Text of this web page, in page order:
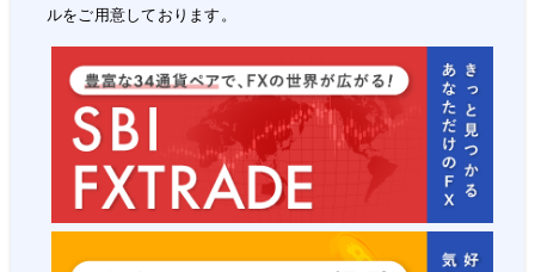
ルをご用意しております。